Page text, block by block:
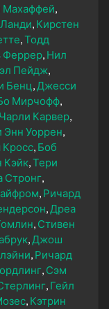
Махаффей
Кирстен
Тодд
Феррер Нил
Пейдж
Бенц Джесси
Мирчофф
Чарли Карвер
Энн Уоррен
Кросс Боб
Кэйк Тери
Стронг
Ричард
Дреа
Стивен
Джош
Ричард
Сэм
Гейл
Кэтрин